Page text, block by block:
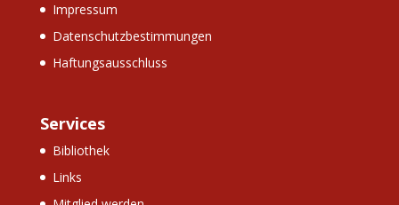
Impressum
Datenschutzbestimmungen
Haftungsausschluss
Services
Bibliothek
Links